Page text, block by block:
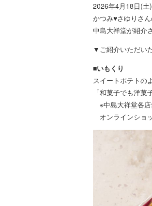
2026年4月18日(土
かつみ♥さゆりさ
中島大祥堂が紹介
▼ご紹介いただい
■いもくり
スイートポテトの
「和菓子でも洋菓
※中島大祥堂各店
オンラインショ